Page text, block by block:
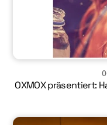
OXMOX präsentiert: